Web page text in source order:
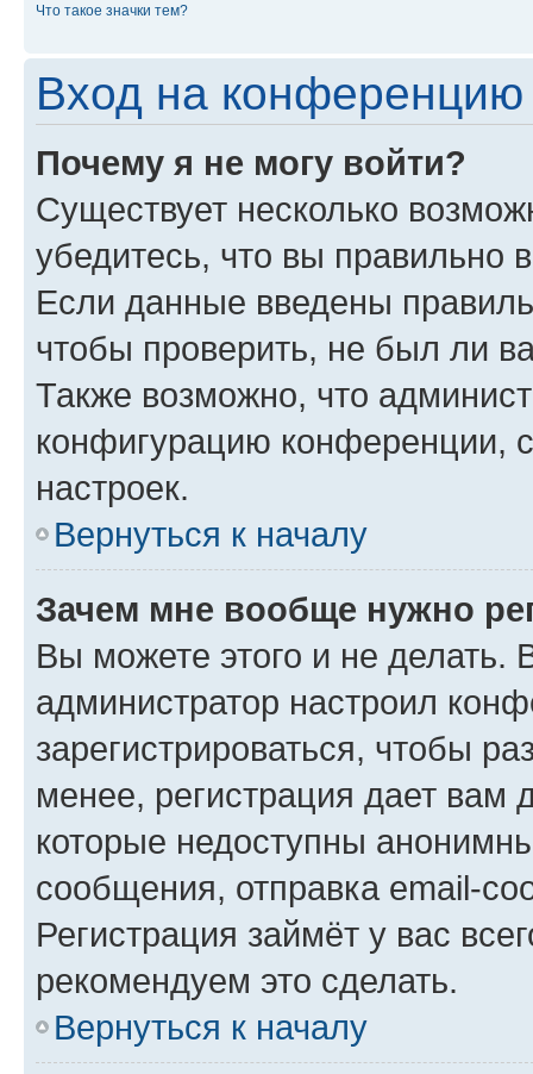
Что такое значки тем?
Вход на конференцию
Почему я не могу войти?
Существует несколько
убедитесь, что вы правильно
Если данные введены
чтобы проверить, не был ли
Также возможно, что
конфигурацию конференции,
настроек.
Вернуться к началу
Зачем мне вообще нужно
Вы можете этого и не делать.
администратор настроил
зарегистрироваться, чтобы
менее, регистрация дает вам
которые недоступны
сообщения, отправка email-
Регистрация займёт у вас
рекомендуем это сделать.
Вернуться к началу